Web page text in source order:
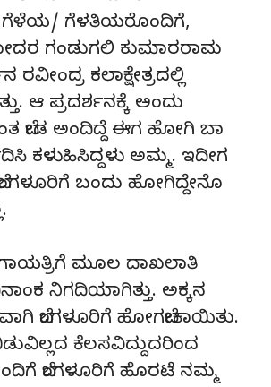
ಗೆಳೆಯ/ ಗೆಳತಿಯರೊಂದಿಗೆ,
ಗಂಡುಗಲಿ ಕುಮಾರರಾಮ
ರವೀಂದ್ರ ಕಲಾಕ್ಷೇತ್ರದಲ್ಲಿ
ಆ ಪ್ರದರ್ಶನಕ್ಕೆ ಅಂದು
ಬೇಡ ಅಂದಿದ್ದೆ ಈಗ ಹೋಗಿ ಬಾ
ಕಳುಹಿಸಿದ್ದಳು ಅಮ್ಮ. ಇದೀಗ
ಬಂದು ಹೋಗಿದ್ದೇನೊ
ಗಾಯತ್ರಿಗೆ ಮೂಲ ದಾಖಲಾತಿ
ನಿಗದಿಯಾಗಿತ್ತು. ಅಕ್ಕನ
ಬೆಂಗಳೂರಿಗೆ ಹೋಗಬೇಕಾಯಿತು.
ಕೆಲಸವಿದ್ದುದರಿಂದ
ಬೆಂಗಳೂರಿಗೆ ಹೊರಟೆ ನಮ್ಮ